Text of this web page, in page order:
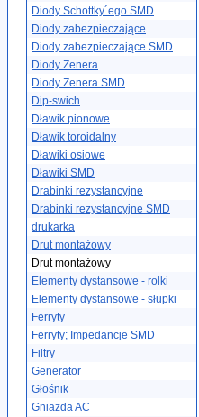
Diody Schottky´ego SMD
Diody zabezpieczające
Diody zabezpieczające SMD
Diody Zenera
Diody Zenera SMD
Dip-swich
Dławik pionowe
Dławik toroidalny
Dławiki osiowe
Dławiki SMD
Drabinki rezystancyjne
Drabinki rezystancyjne SMD
drukarka
Drut montażowy
Drut montażowy
Elementy dystansowe - rolki
Elementy dystansowe - słupki
Ferryty
Ferryty; Impedancje SMD
Filtry
Generator
Głośnik
Gniazda AC